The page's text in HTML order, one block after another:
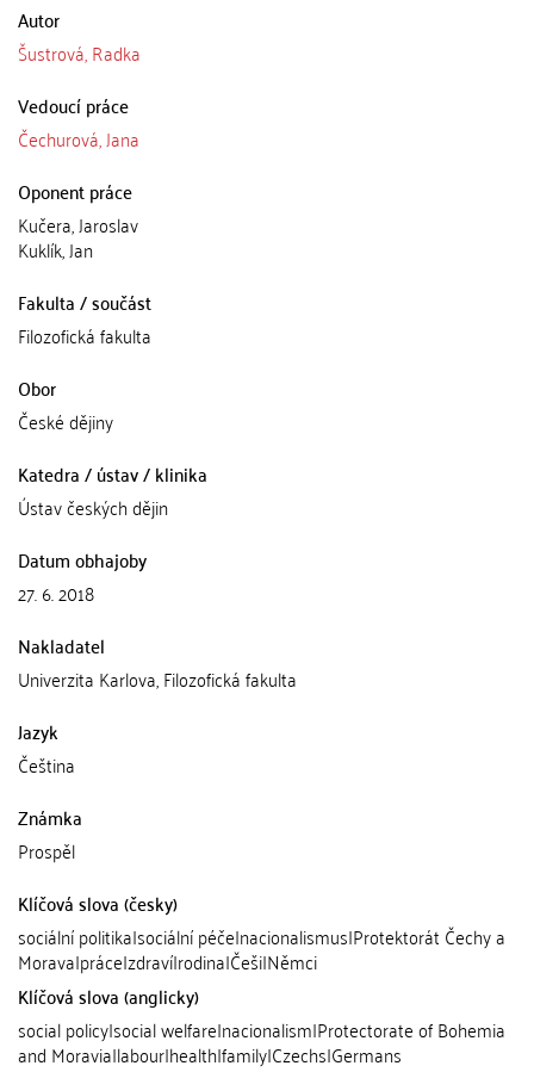
Autor
Šustrová, Radka
Vedoucí práce
Čechurová, Jana
Oponent práce
Kučera, Jaroslav
Kuklík, Jan
Fakulta / součást
Filozofická fakulta
Obor
České dějiny
Katedra / ústav / klinika
Ústav českých dějin
Datum obhajoby
27. 6. 2018
Nakladatel
Univerzita Karlova, Filozofická fakulta
Jazyk
Čeština
Známka
Prospěl
Klíčová slova (česky)
sociální politika|sociální péče|nacionalismus|Protektorát Čechy a
Morava|práce|zdraví|rodina|Češi|Němci
Klíčová slova (anglicky)
social policy|social welfare|nacionalism|Protectorate of Bohemia
and Moravia|labour|health|family|Czechs|Germans